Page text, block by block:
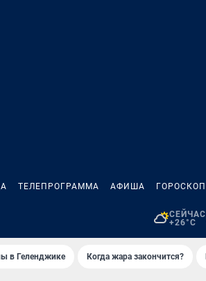
ТЕЛЕПРОГРАММА АФИША ГОРОСКОП
СЕЙЧАС
+26°C
в Геленджике Когда жара закончится?